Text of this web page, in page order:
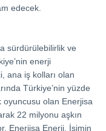
edecek.
sürdürülebilirlik ve
enerji
ana iş kolları olan
Türkiye’nin yüzde
oyuncusu olan Enerjisa
22 milyonu aşkın
Enerjisa Enerji, İşimin